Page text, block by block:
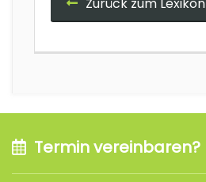
Termin vereinbaren?